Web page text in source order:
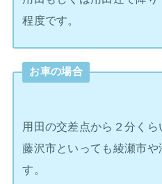
程度です。
お車の場合
用田の交差点から２分くら
藤沢市といっても綾瀬市
す。